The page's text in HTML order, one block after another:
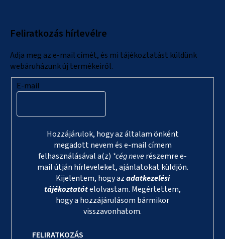
Feliratkozás hírlevélre
Adja meg az e-mail címét, és mi tájékoztatást küldünk
webáruházunk új termékeiről.
E-mail
Hozzájárulok, hogy az általam önként
megadott nevem és e-mail címem
felhasználásával a(z) *cég neverészemre e-
mail útján hírleveleket, ajánlatokat küldjön.
Kijelentem, hogy azadatkezelési
tájékoztatótelolvastam. Megértettem,
hogy a hozzájárulásom bármikor
visszavonhatom.
FELIRATKOZÁS